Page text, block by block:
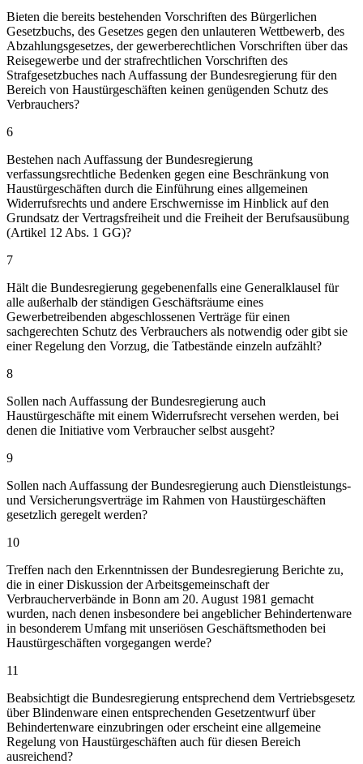
Bieten die bereits bestehenden Vorschriften des Bürgerlichen
Gesetzbuchs, des Gesetzes gegen den unlauteren Wettbewerb, des
Abzahlungsgesetzes, der gewerberechtlichen Vorschriften über das
Reisegewerbe und der strafrechtlichen Vorschriften des
Strafgesetzbuches nach Auffassung der Bundesregierung für den
Bereich von Haustürgeschäften keinen genügenden Schutz des
Verbrauchers?
6
Bestehen nach Auffassung der Bundesregierung
verfassungsrechtliche Bedenken gegen eine Beschränkung von
Haustürgeschäften durch die Einführung eines allgemeinen
Widerrufsrechts und andere Erschwernisse im Hinblick auf den
Grundsatz der Vertragsfreiheit und die Freiheit der Berufsausübung
(Artikel 12 Abs. 1 GG)?
7
Hält die Bundesregierung gegebenenfalls eine Generalklausel für
alle außerhalb der ständigen Geschäftsräume eines
Gewerbetreibenden abgeschlossenen Verträge für einen
sachgerechten Schutz des Verbrauchers als notwendig oder gibt sie
einer Regelung den Vorzug, die Tatbestände einzeln aufzählt?
8
Sollen nach Auffassung der Bundesregierung auch
Haustürgeschäfte mit einem Widerrufsrecht versehen werden, bei
denen die Initiative vom Verbraucher selbst ausgeht?
9
Sollen nach Auffassung der Bundesregierung auch Dienstleistungs-
und Versicherungsverträge im Rahmen von Haustürgeschäften
gesetzlich geregelt werden?
10
Treffen nach den Erkenntnissen der Bundesregierung Berichte zu,
die in einer Diskussion der Arbeitsgemeinschaft der
Verbraucherverbände in Bonn am 20. August 1981 gemacht
wurden, nach denen insbesondere bei angeblicher Behindertenware
in besonderem Umfang mit unseriösen Geschäftsmethoden bei
Haustürgeschäften vorgegangen werde?
11
Beabsichtigt die Bundesregierung entsprechend dem Vertriebsgesetz
über Blindenware einen entsprechenden Gesetzentwurf über
Behindertenware einzubringen oder erscheint eine allgemeine
Regelung von Haustürgeschäften auch für diesen Bereich
ausreichend?